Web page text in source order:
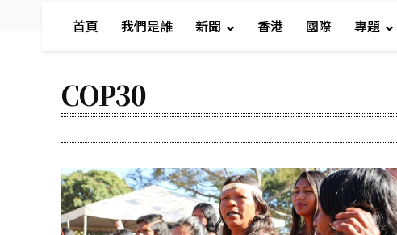
首頁 我們是誰 新聞 香港 國際 專題
COP30